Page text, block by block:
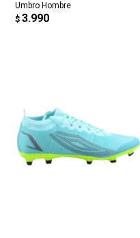
Umbro Hombre
$ 3.990